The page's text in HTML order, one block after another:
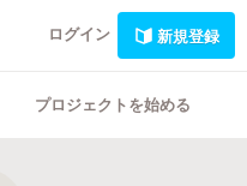
ログイン 新規登録
プロジェクトを始める